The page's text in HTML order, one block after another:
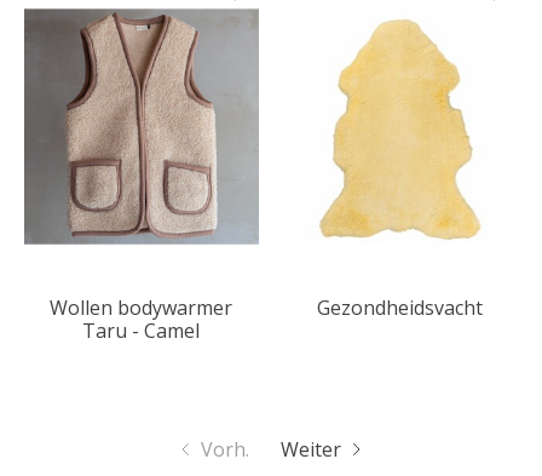
Wollen bodywarmer
Taru - Camel
Gezondheidsvacht
Vorh. Weiter